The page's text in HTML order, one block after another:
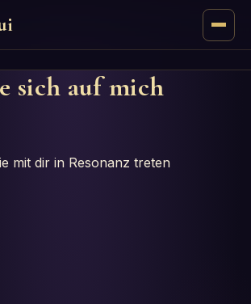
sich auf mich
mit dir in Resonanz treten